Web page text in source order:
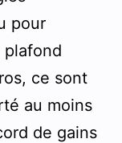
pour
plafond
ce sont
au moins
de gains